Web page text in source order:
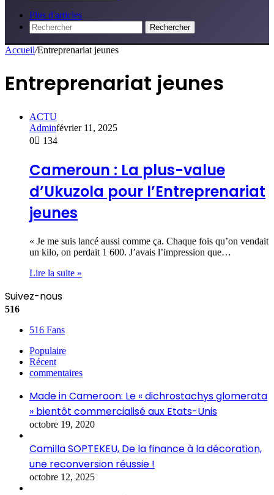
Plus d'articles
Rechercher
Accueil/Entreprenariat jeunes
Entreprenariat jeunes
ACTU
Adminfévrier 11, 2025
0
134
Cameroun : La plus-value
d’Ukuzola pour l’Entreprenariat
jeunes
« Je me suis lancé aussi comme ça. Chaque fois qu’on vendait
un kilo, on perdait 1 600. J’avais l’impression que…
Lire la suite »
Suivez-nous
516
516 Fans
Populaire
Récent
commentaires
Made in Cameroon: Le « dichrostachys glomerata
» bientôt commercialisé aux Etats-Unis
octobre 19, 2020
Camilla SOPTEKEU, De la finance à la décoration,
une reconversion réussie !
octobre 12, 2025